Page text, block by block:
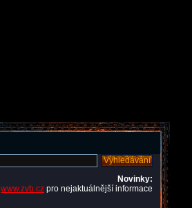
Novinky:
www.zvb.cz pro nejaktuálnější informace